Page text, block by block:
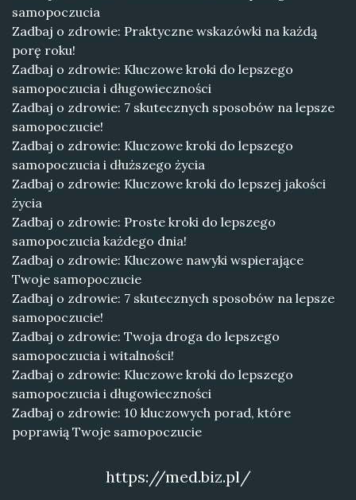
samopoczucia
Zadbaj o zdrowie: Praktyczne wskazówki na każdą
porę roku!
Zadbaj o zdrowie: Kluczowe kroki do lepszego
samopoczucia i długowieczności
Zadbaj o zdrowie: 7 skutecznych sposobów na lepsze
samopoczucie!
Zadbaj o zdrowie: Kluczowe kroki do lepszego
samopoczucia i dłuższego życia
Zadbaj o zdrowie: Kluczowe kroki do lepszej jakości
życia
Zadbaj o zdrowie: Proste kroki do lepszego
samopoczucia każdego dnia!
Zadbaj o zdrowie: Kluczowe nawyki wspierające
Twoje samopoczucie
Zadbaj o zdrowie: 7 skutecznych sposobów na lepsze
samopoczucie!
Zadbaj o zdrowie: Twoja droga do lepszego
samopoczucia i witalności!
Zadbaj o zdrowie: Kluczowe kroki do lepszego
samopoczucia i długowieczności
Zadbaj o zdrowie: 10 kluczowych porad, które
poprawią Twoje samopoczucie
https://med.biz.pl/